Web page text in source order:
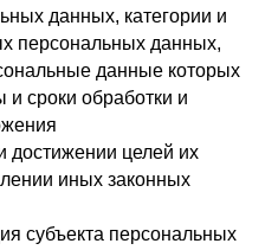
данных, категории и
персональных данных,
данные которых
сроки обработки и
достижении целей их
иных законных
субъекта персональных